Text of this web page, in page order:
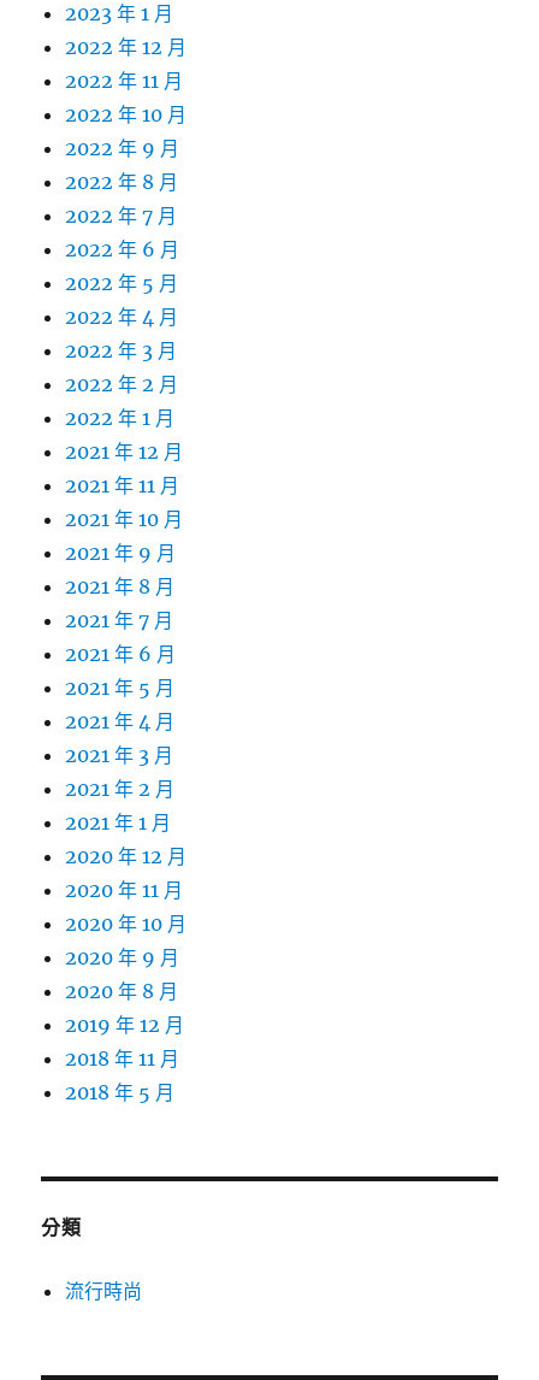
2023 年 1 月
2022 年 12 月
2022 年 11 月
2022 年 10 月
2022 年 9 月
2022 年 8 月
2022 年 7 月
2022 年 6 月
2022 年 5 月
2022 年 4 月
2022 年 3 月
2022 年 2 月
2022 年 1 月
2021 年 12 月
2021 年 11 月
2021 年 10 月
2021 年 9 月
2021 年 8 月
2021 年 7 月
2021 年 6 月
2021 年 5 月
2021 年 4 月
2021 年 3 月
2021 年 2 月
2021 年 1 月
2020 年 12 月
2020 年 11 月
2020 年 10 月
2020 年 9 月
2020 年 8 月
2019 年 12 月
2018 年 11 月
2018 年 5 月
分類
流行時尚